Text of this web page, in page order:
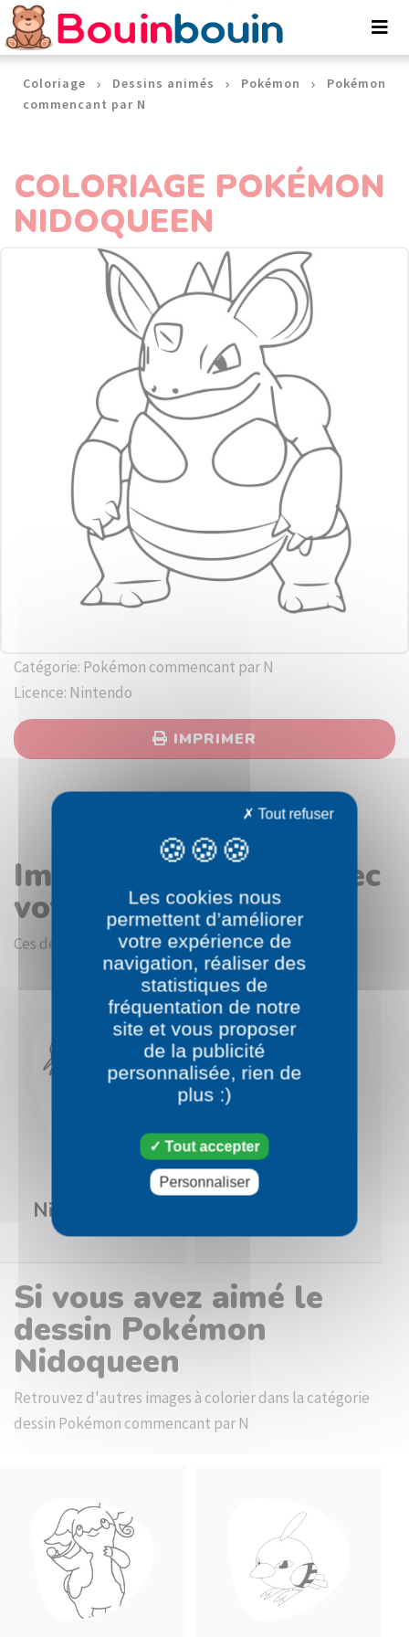
Coloriage Dessins animés Pokémon
Pokémon
commencant par N
COLORIAGE POKÉMON
NIDOQUEEN
Catégorie: Pokémon commencant par N
Licence: Nintendo
IMPRIMER
Images en rapport avec
votre choix
Ces dessins devraient vous intéresser.
Nidoran Fille
Pokémon
Si vous avez aimé le
dessin Pokémon
Nidoqueen
Retrouvez d'autres images à colorier dans la catégorie
dessin Pokémon commencant par N
Panneau de gestion des cookies
Les cookies nous
permettent d’améliorer
votre expérience de
navigation, réaliser des
statistiques de
fréquentation de notre
site et vous proposer
de la publicité
personnalisée, rien de
plus :)
Tout accepter
Tout refuser
Personnaliser